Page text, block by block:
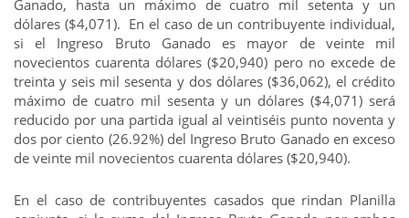
Ganado, hasta un máximo de cuatro mil setenta y un
dólares ($4,071). En el caso de un contribuyente individual,
si el Ingreso Bruto Ganado es mayor de veinte mil
novecientos cuarenta dólares ($20,940) pero no excede de
treinta y seis mil sesenta y dos dólares ($36,062), el crédito
máximo de cuatro mil sesenta y un dólares ($4,071) será
reducido por una partida igual al veintiséis punto noventa y
dos por ciento (26.92%) del Ingreso Bruto Ganado en exceso
de veinte mil novecientos cuarenta dólares ($20,940).
En el caso de contribuyentes casados que rindan Planilla